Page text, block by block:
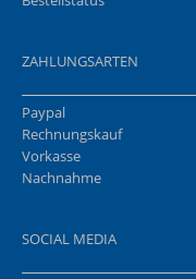
ZAHLUNGSARTEN
Paypal
Rechnungskauf
Vorkasse
Nachnahme
SOCIAL MEDIA